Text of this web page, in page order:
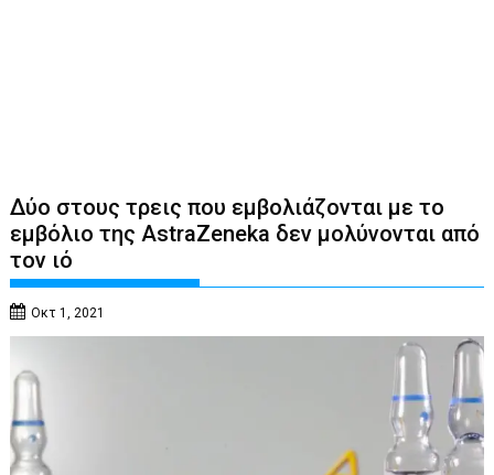
Δύο στους τρεις που εμβολιάζονται με το
εμβόλιο της AstraZeneka δεν μολύνονται από
τον ιό
Οκτ 1, 2021